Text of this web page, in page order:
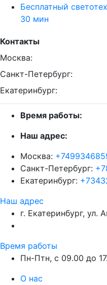
Бесплатный
30 мин
Контакты
Москва:
Санкт-Петербург:
Екатеринбург:
Время работы:
Наш адрес:
Москва:
Санкт-Петербург:
Екатеринбург:
Наш адрес
г. Екатеринбург, ул.
Время работы
Пн-Птн, с 09.00 до
О нас